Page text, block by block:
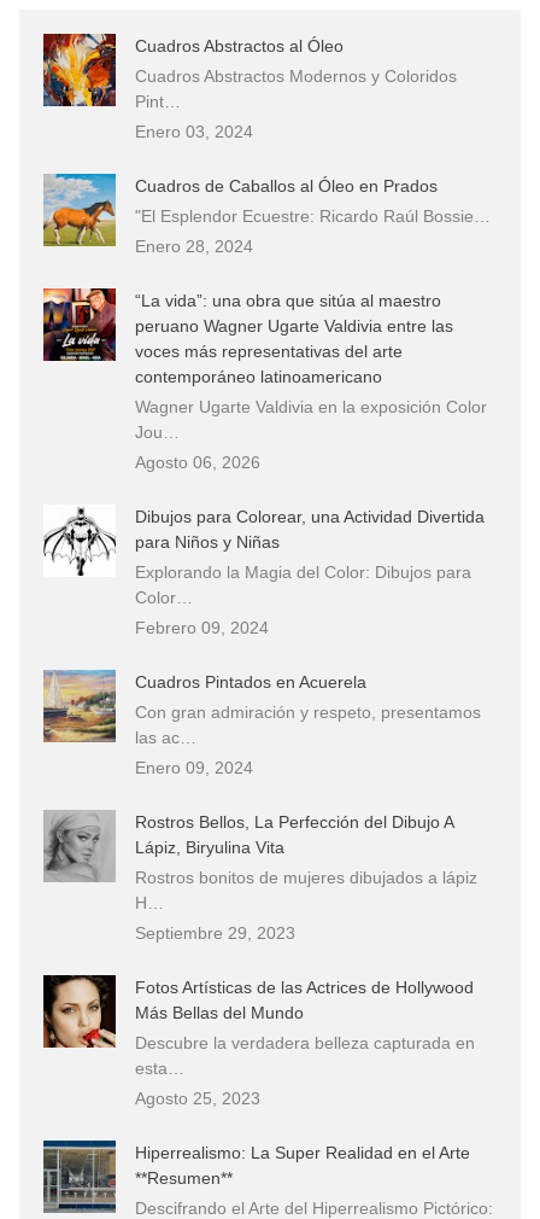
Cuadros Abstractos al Óleo
Cuadros Abstractos Modernos y Coloridos
Pint…
Enero 03, 2024
Cuadros de Caballos al Óleo en Prados
"El Esplendor Ecuestre: Ricardo Raúl Bossie…
Enero 28, 2024
“La vida”: una obra que sitúa al maestro
peruano Wagner Ugarte Valdivia entre las
voces más representativas del arte
contemporáneo latinoamericano
Wagner Ugarte Valdivia en la exposición Color
Jou…
Agosto 06, 2026
Dibujos para Colorear, una Actividad Divertida
para Niños y Niñas
Explorando la Magia del Color: Dibujos para
Color…
Febrero 09, 2024
Cuadros Pintados en Acuerela
Con gran admiración y respeto, presentamos
las ac…
Enero 09, 2024
Rostros Bellos, La Perfección del Dibujo A
Lápiz, Biryulina Vita
Rostros bonitos de mujeres dibujados a lápiz
H…
Septiembre 29, 2023
Fotos Artísticas de las Actrices de Hollywood
Más Bellas del Mundo
Descubre la verdadera belleza capturada en
esta…
Agosto 25, 2023
Hiperrealismo: La Super Realidad en el Arte
**Resumen**
Descifrando el Arte del Hiperrealismo Pictórico: